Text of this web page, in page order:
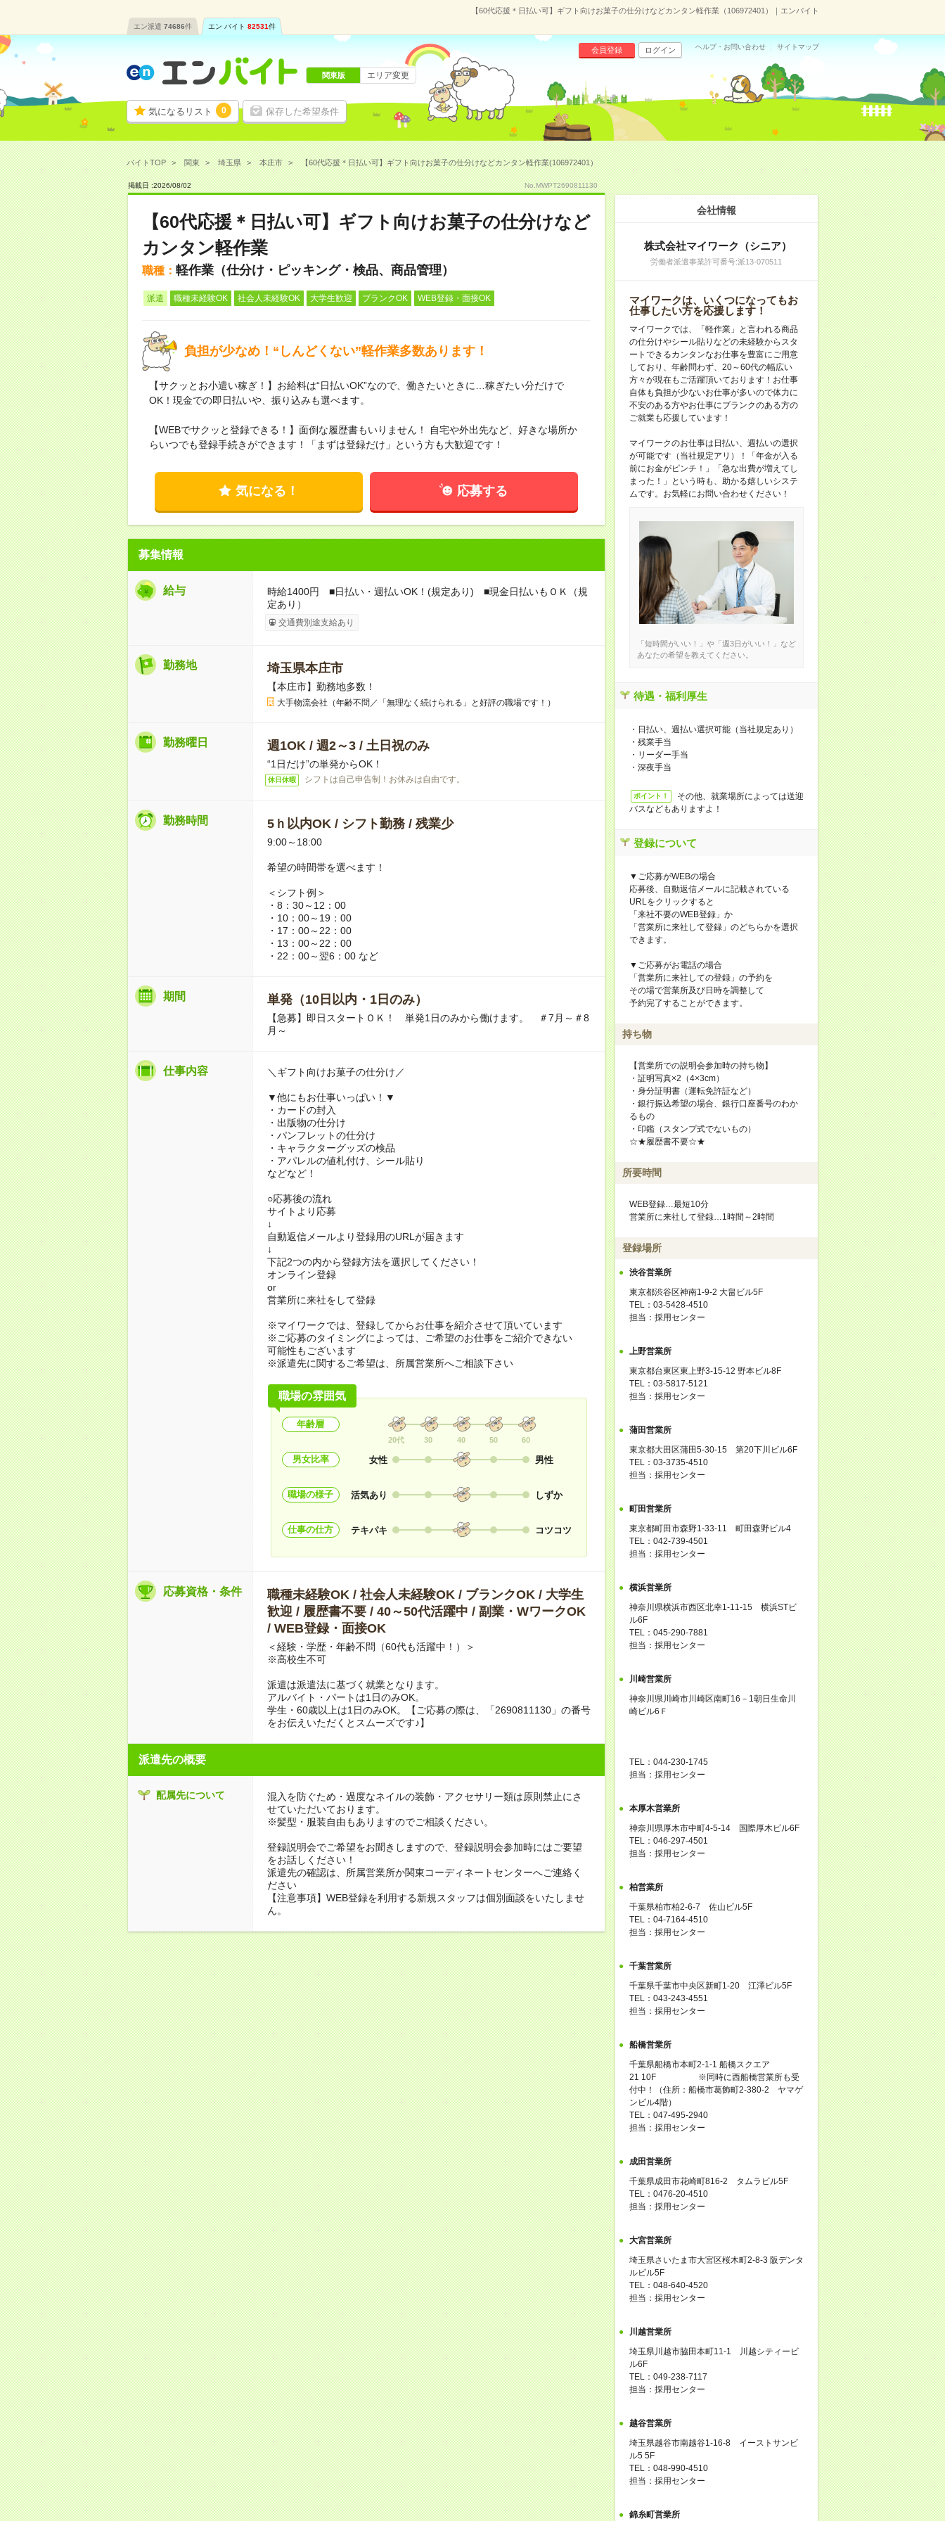
【60代応援＊日払い可】ギフト向けお菓子の仕分けなどカンタン軽作業（106972401）｜エンバイト
エン派遣 74686件 エン バイト 82531件
気になるリスト 0 保存した希望条件
会員登録 ログイン ヘルプ・お問い合わせ サイトマップ
関東版 エリア変更
バイトTOP 関東 埼玉県 本庄市 【60代応援＊日払い可】ギフト向けお菓子の仕分けなどカンタン軽作業(106972401）
掲載日 :2026/08/02 No.MWPT2690811130
【60代応援＊日払い可】ギフト向けお菓子の仕分けなど
カンタン軽作業
職種： 軽作業（仕分け・ピッキング・検品、商品管理）
派遣 職種未経験OK 社会人未経験OK 大学生歓迎 ブランクOK WEB登録・面接OK
負担が少なめ！“しんどくない”軽作業多数あります！
【サクッとお小遣い稼ぎ！】お給料は“日払いOK”なので、働きたいときに…稼ぎたい分だけで
OK！現金での即日払いや、振り込みも選べます。
【WEBでサクッと登録できる！】面倒な履歴書もいりません！ 自宅や外出先など、好きな場所か
らいつでも登録手続きができます！「まずは登録だけ」という方も大歓迎です！
気になる！ 応募する
募集情報
給与
時給1400円 ■日払い・週払いOK！(規定あり) ■現金日払いもＯＫ（規
定あり）
交通費別途支給あり
勤務地 埼玉県本庄市
【本庄市】勤務地多数！
大手物流会社（年齢不問／「無理なく続けられる」と好評の職場です！）
勤務曜日 週1OK / 週2～3 / 土日祝のみ
“1日だけ”の単発からOK！
休日休暇 シフトは自己申告制！お休みは自由です。
勤務時間 5ｈ以内OK / シフト勤務 / 残業少
9:00～18:00
希望の時間帯を選べます！
＜シフト例＞
・8：30～12：00
・10：00～19：00
・17：00～22：00
・13：00～22：00
・22：00～翌6：00 など
期間 単発（10日以内・1日のみ）
【急募】即日スタートＯＫ！ 単発1日のみから働けます。 ＃7月～＃8
月～
仕事内容 ＼ギフト向けお菓子の仕分け／
▼他にもお仕事いっぱい！▼
・カードの封入
・出版物の仕分け
・パンフレットの仕分け
・キャラクターグッズの検品
・アパレルの値札付け、シール貼り
などなど！
○応募後の流れ
サイトより応募
↓
自動返信メールより登録用のURLが届きます
↓
下記2つの内から登録方法を選択してください！
オンライン登録
or
営業所に来社をして登録
※マイワークでは、登録してからお仕事を紹介させて頂いています
※ご応募のタイミングによっては、ご希望のお仕事をご紹介できない
可能性もございます
※派遣先に関するご希望は、所属営業所へご相談下さい
職場の雰囲気
年齢層
20代 30 40 50 60
男女比率 女性 男性
職場の様子 活気あり しずか
仕事の仕方 テキパキ コツコツ
応募資格・条件
職種未経験OK / 社会人未経験OK / ブランクOK / 大学生
歓迎 / 履歴書不要 / 40～50代活躍中 / 副業・WワークOK
/ WEB登録・面接OK
＜経験・学歴・年齢不問（60代も活躍中！）＞
※高校生不可
派遣は派遣法に基づく就業となります。
アルバイト・パートは1日のみOK。
学生・60歳以上は1日のみOK。【ご応募の際は、「2690811130」の番号
をお伝えいただくとスムーズです♪】
派遣先の概要
配属先について
混入を防ぐため・過度なネイルの装飾・アクセサリー類は原則禁止にさ
せていただいております。
※髪型・服装自由もありますのでご相談ください。
登録説明会でご希望をお聞きしますので、登録説明会参加時にはご要望
をお話しください！
派遣先の確認は、所属営業所か関東コーディネートセンターへご連絡く
ださい
【注意事項】WEB登録を利用する新規スタッフは個別面談をいたしませ
ん。
会社情報
株式会社マイワーク（シニア）
労働者派遣事業許可番号:派13-070511
マイワークは、いくつになってもお
仕事したい方を応援します！
マイワークでは、「軽作業」と言われる商品
の仕分けやシール貼りなどの未経験からスタ
ートできるカンタンなお仕事を豊富にご用意
しており、年齢問わず、20～60代の幅広い
方々が現在もご活躍頂いております！お仕事
自体も負担が少ないお仕事が多いので体力に
不安のある方やお仕事にブランクのある方の
ご就業も応援しています！
マイワークのお仕事は日払い、週払いの選択
が可能です（当社規定アリ）！「年金が入る
前にお金がピンチ！」「急な出費が増えてし
まった！」という時も、助かる嬉しいシステ
ムです。お気軽にお問い合わせください！
「短時間がいい！」や「週3日がいい！」など
あなたの希望を教えてください。
待遇・福利厚生
・日払い、週払い選択可能（当社規定あり）
・残業手当
・リーダー手当
・深夜手当
ポイント！
その他、就業場所によっては送迎
バスなどもありますよ！
登録について
▼ご応募がWEBの場合
応募後、自動返信メールに記載されている
URLをクリックすると
「来社不要のWEB登録」か
「営業所に来社して登録」のどちらかを選択
できます。
▼ご応募がお電話の場合
「営業所に来社しての登録」の予約を
その場で営業所及び日時を調整して
予約完了することができます。
持ち物
【営業所での説明会参加時の持ち物】
・証明写真×2（4×3cm）
・身分証明書（運転免許証など）
・銀行振込希望の場合、銀行口座番号のわか
るもの
・印鑑（スタンプ式でないもの）
☆★履歴書不要☆★
所要時間
WEB登録…最短10分
営業所に来社して登録…1時間～2時間
登録場所
渋谷営業所
東京都渋谷区神南1-9-2 大畠ビル5F
TEL：03-5428-4510
担当：採用センター
上野営業所
東京都台東区東上野3-15-12 野本ビル8F
TEL：03-5817-5121
担当：採用センター
蒲田営業所
東京都大田区蒲田5-30-15 第20下川ビル6F
TEL：03-3735-4510
担当：採用センター
町田営業所
東京都町田市森野1-33-11 町田森野ビル4
TEL：042-739-4501
担当：採用センター
横浜営業所
神奈川県横浜市西区北幸1-11-15 横浜STビ
ル6F
TEL：045-290-7881
担当：採用センター
川崎営業所
神奈川県川崎市川崎区南町16－1朝日生命川
崎ビル6Ｆ
TEL：044-230-1745
担当：採用センター
本厚木営業所
神奈川県厚木市中町4-5-14 国際厚木ビル6F
TEL：046-297-4501
担当：採用センター
柏営業所
千葉県柏市柏2-6-7 佐山ビル5F
TEL：04-7164-4510
担当：採用センター
千葉営業所
千葉県千葉市中央区新町1-20 江澤ビル5F
TEL：043-243-4551
担当：採用センター
船橋営業所
千葉県船橋市本町2-1-1 船橋スクエア
21 10F ※同時に西船橋営業所も受
付中！（住所：船橋市葛飾町2-380-2 ヤマゲ
ンビル4階）
TEL：047-495-2940
担当：採用センター
成田営業所
千葉県成田市花崎町816-2 タムラビル5F
TEL：0476-20-4510
担当：採用センター
大宮営業所
埼玉県さいたま市大宮区桜木町2-8-3 阪デンタ
ルビル5F
TEL：048-640-4520
担当：採用センター
川越営業所
埼玉県川越市脇田本町11-1 川越シティービ
ル6F
TEL：049-238-7117
担当：採用センター
越谷営業所
埼玉県越谷市南越谷1-16-8 イーストサンビ
ル5 5F
TEL：048-990-4510
担当：採用センター
錦糸町営業所